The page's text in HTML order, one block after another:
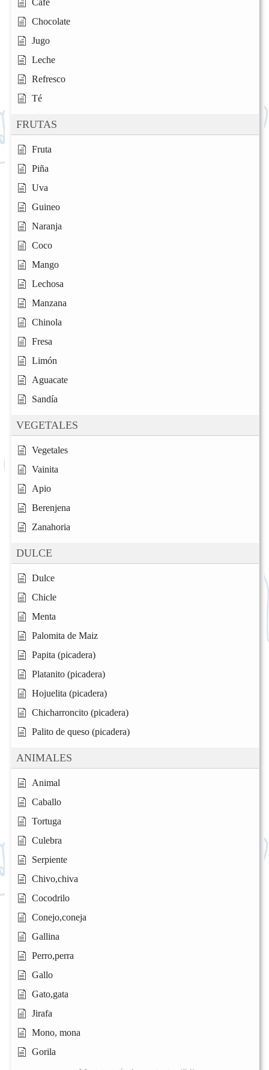
Chocolate
Jugo
Leche
Refresco
Té
FRUTAS
Fruta
Piña
Uva
Guineo
Naranja
Coco
Mango
Lechosa
Manzana
Chinola
Fresa
Limón
Aguacate
Sandía
VEGETALES
Vegetales
Vainita
Apio
Berenjena
Zanahoria
DULCE
Dulce
Chicle
Menta
Palomita de Maiz
Papita (picadera)
Platanito (picadera)
Hojuelita (picadera)
Chicharroncito (picadera)
Palito de queso (picadera)
ANIMALES
Animal
Caballo
Tortuga
Culebra
Serpiente
Chivo,chiva
Cocodrilo
Conejo,coneja
Gallina
Perro,perra
Gallo
Gato,gata
Jirafa
Mono, mona
Gorila